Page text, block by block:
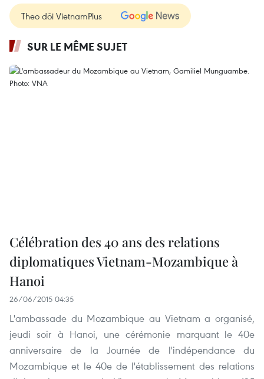
Theo dõi VietnamPlus
SUR LE MÊME SUJET
Célébration des 40 ans des relations
diplomatiques Vietnam-Mozambique à
Hanoi
26/06/2015 04:35
L'ambassade du Mozambique au Vietnam a organisé,
jeudi soir à Hanoi, une cérémonie marquant le 40e
anniversaire de la Journée de l'indépendance du
Mozambique et le 40e de l'établissement des relations